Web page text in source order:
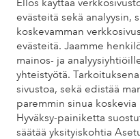
Ellos käyttää
evästeitä sekä analyysin,
koskevamman
evästeitä. Jaamme
mainos- ja
yhteistyötä.
sivustoa, sekä edistää
paremmin sinua
Hyväksy-painiketta
säätää yksityiskohtia
Omat sivut
Tietoa Elloksesta
Palvelumme